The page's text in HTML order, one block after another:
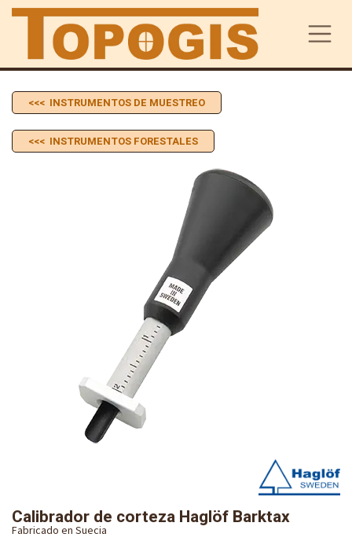
Ir al contenido
Calibrador de corteza Haglöf Barktax
Fabricado en Suecia
<<< INSTRUMENTOS FORESTALES
<<< INSTRUMENTOS DE MUESTREO